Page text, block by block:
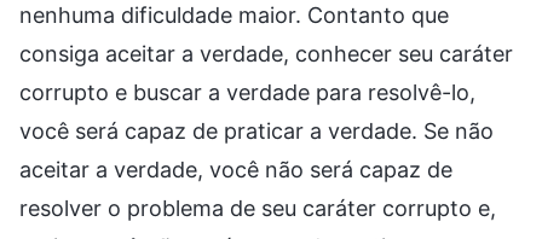
nenhuma dificuldade maior. Contanto que
consiga aceitar a verdade, conhecer seu caráter
corrupto e buscar a verdade para resolvê-lo,
você será capaz de praticar a verdade. Se não
aceitar a verdade, você não será capaz de
resolver o problema de seu caráter corrupto e,